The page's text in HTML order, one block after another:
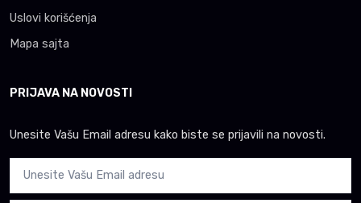
Uslovi korišćenja
Mapa sajta
PRIJAVA NA NOVOSTI
Unesite Vašu Email adresu kako biste se prijavili na novosti.